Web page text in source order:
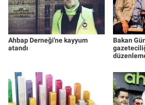
Ahbap Derneği'ne kayyum
atandı
Bakan